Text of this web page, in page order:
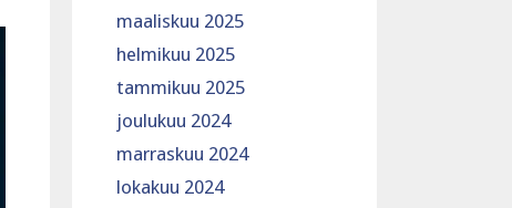
maaliskuu 2025
helmikuu 2025
tammikuu 2025
joulukuu 2024
marraskuu 2024
lokakuu 2024